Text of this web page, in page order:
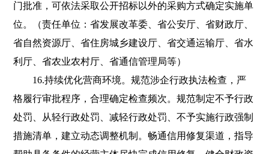
门批准，可依法采取公开招标以外的采购方式确定实施单
位。（责任单位：省发展改革委、省公安厅、省财政厅、
省自然资源厅、省住房城乡建设厅、省交通运输厅、省水
利厅、省农业农村厅、省通信管理局等）
16.持续优化营商环境。规范涉企行政执法检查，严
格履行审批程序，合理确定检查频次。规范制定不予行政
处罚、从轻行政处罚、减轻行政处罚、不予实施行政强制
措施清单，建立动态调整机制。畅通信用修复渠道，指导